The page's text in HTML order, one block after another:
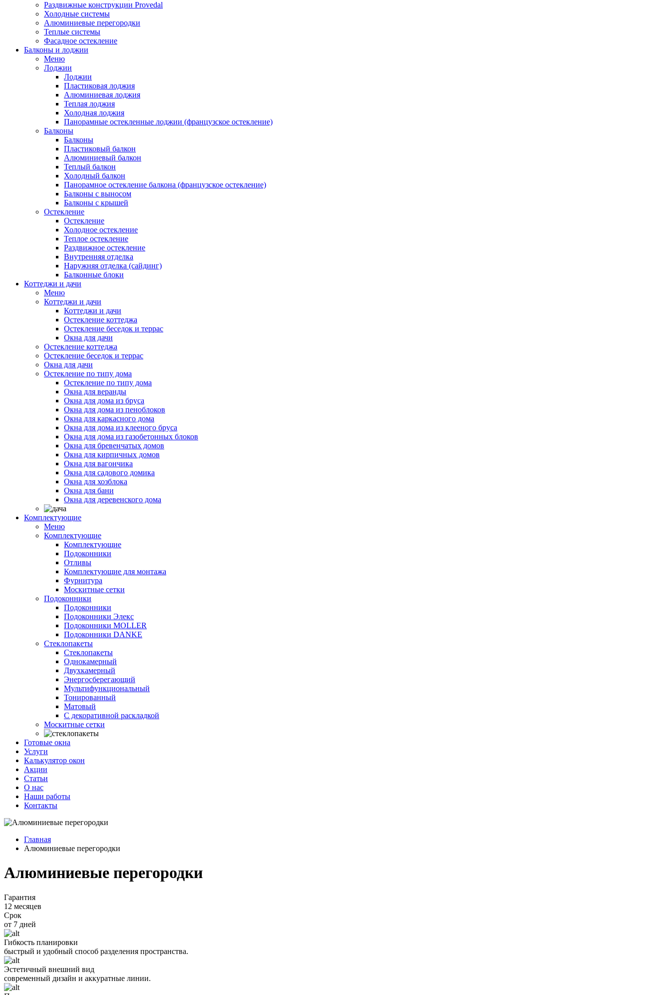
Раздвижные конструкции Provedal
Холодные системы
Алюминиевые перегородки
Теплые системы
Фасадное остекление
Балконы и лоджии
Меню
Лоджии
Лоджии
Пластиковая лоджия
Алюминиевая лоджия
Теплая лоджия
Холодная лоджия
Панорамные остекленные лоджии (французское остекление)
Балконы
Балконы
Пластиковый балкон
Алюминиевый балкон
Теплый балкон
Холодный балкон
Панорамное остекление балкона (французское остекление)
Балконы с выносом
Балконы с крышей
Остекление
Остекление
Холодное остекление
Теплое остекление
Раздвижное остекление
Внутренняя отделка
Наружняя отделка (сайдинг)
Балконные блоки
Коттеджи и дачи
Меню
Коттеджи и дачи
Коттеджи и дачи
Остекление коттеджа
Остекление беседок и террас
Окна для дачи
Остекление коттеджа
Остекление беседок и террас
Окна для дачи
Остекление по типу дома
Остекление по типу дома
Окна для веранды
Окна для дома из бруса
Окна для дома из пеноблоков
Окна для каркасного дома
Окна для дома из клееного бруса
Окна для дома из газобетонных блоков
Окна для бревенчатых домов
Окна для кирпичных домов
Окна для вагончика
Окна для садового домика
Окна для хозблока
Окна для бани
Окна для деревенского дома
Комплектующие
Меню
Комплектующие
Комплектующие
Подоконники
Отливы
Комплектующие для монтажа
Фурнитура
Москитные сетки
Подоконники
Подоконники
Подоконники Элекс
Подоконники MOLLER
Подоконники DANKE
Стеклопакеты
Стеклопакеты
Однокамерный
Двухкамерный
Энергосберегающий
Мультифункциональный
Тонированный
Матовый
С декоративной раскладкой
Москитные сетки
Готовые окна
Услуги
Калькулятор окон
Акции
Статьи
О нас
Наши работы
Контакты
Главная
Алюминиевые перегородки
Алюминиевые перегородки
Гарантия
12 месяцев
Срок
от 7 дней
Гибкость планировки
быстрый и удобный способ разделения пространства.
Эстетичный внешний вид
современный дизайн и аккуратные линии.